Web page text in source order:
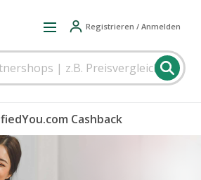
Registrieren / Anmelden
Cashback